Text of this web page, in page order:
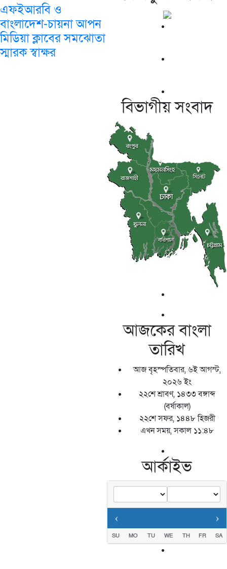
এফইআরবি ও
বাংলাদেশ-চায়না আপন
মিডিয়া ক্লাবের সমঝোতা
স্মারক স্বাক্ষর
বিভাগীয় সংবাদ
আজকের বাংলা
তারিখ
আজ বৃহস্পতিবার, ৬ই আগস্ট,
২০২৬ ইং
২২শে শ্রাবণ, ১৪৩৩ বঙ্গাব্দ
(বর্ষাকাল)
২২শে সফর, ১৪৪৮ হিজরী
এখন সময়, সকাল ১১:৪৮
আর্কাইভ
‹ ›
SU MO TU WE TH FR SA